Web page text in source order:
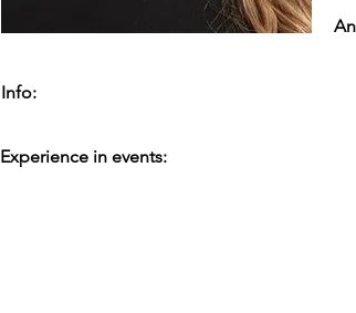
Info:
Experience in events: